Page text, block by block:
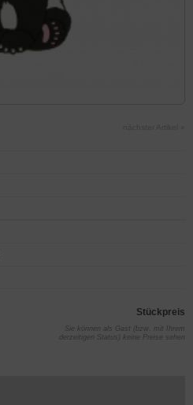
Stückpreis
Sie können als Gast (bzw. mit Ihrem
derzeitigen Status) keine Preise sehen